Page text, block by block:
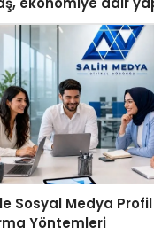
kaydetti:
Sosyal Medya
Yöntemleri